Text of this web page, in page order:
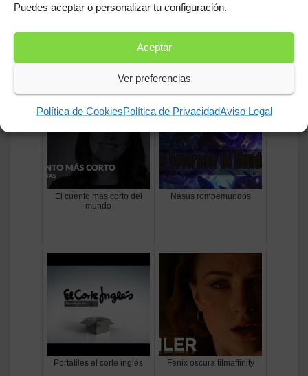
Puedes aceptar o personalizar tu configuración.
Aceptar
Ver preferencias
Política de CookiesPolítica de PrivacidadAviso Legal
Actualizacion software ps4
Jugadores que acaban
El cuento mas corto del
mundo
Nasus rompemundos
Portátiles el corte inglés Fenix oscura filmaffinity